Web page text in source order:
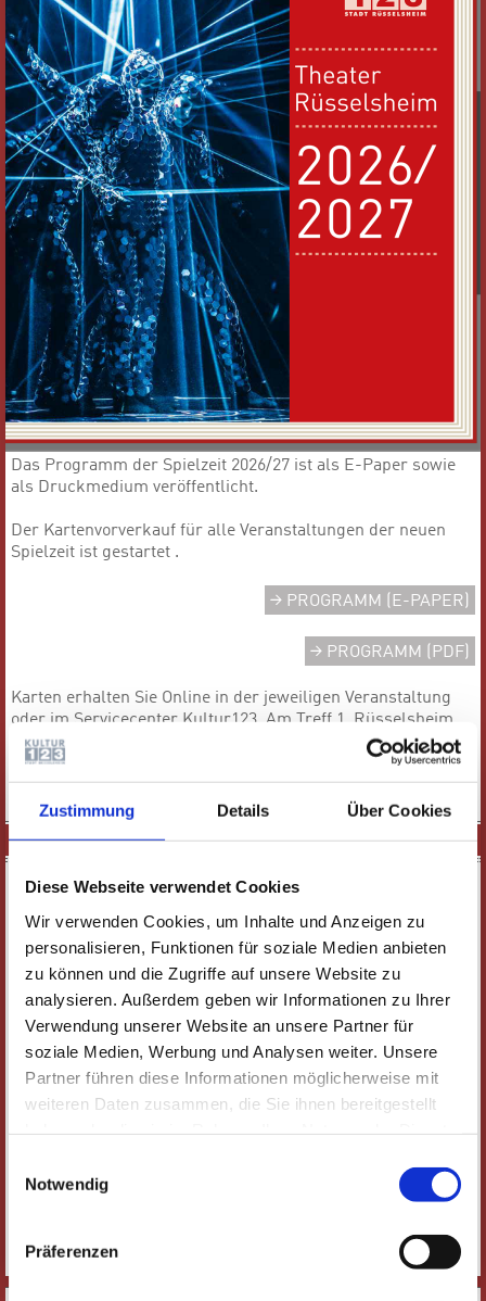
Zustimmung Details Über Cookies
Diese Webseite verwendet Cookies
Wir verwenden Cookies, um Inhalte und Anzeigen zu
personalisieren, Funktionen für soziale Medien anbieten
zu können und die Zugriffe auf unsere Website zu
analysieren. Außerdem geben wir Informationen zu Ihrer
Verwendung unserer Website an unsere Partner für
soziale Medien, Werbung und Analysen weiter. Unsere
Partner führen diese Informationen möglicherweise mit
weiteren Daten zusammen, die Sie ihnen bereitgestellt
Datenschutzhinweise
Notwendig
Präferenzen
Das Programm der Spielzeit 2026/27 ist als E-Paper sowie
als Druckmedium veröffentlicht.
Der Kartenvorverkauf für alle Veranstaltungen der neuen
Spielzeit ist gestartet .
PROGRAMM (E-PAPER)
PROGRAMM (PDF)
Karten erhalten Sie Online in der jeweiligen Veranstaltung
oder im Servicecenter Kultur123, Am Treff 1, Rüsselsheim,
Telefon 0 61 42 / 83 26 30.
SPIELPLAN
VERANSTALTUNGEN FILTERN
Alle Veranstaltungen Schauspiel & Komödie Oper & Operette
Ballett & Tanz Konzerte & Classic-Café Musical & Show
illust_ratio
Derzeit keine Veranstaltung in dieser Kategorie